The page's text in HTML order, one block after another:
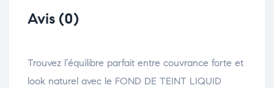
Avis (0)
Trouvez l’équilibre parfait entre couvrance forte et
look naturel avec le FOND DE TEINT LIQUID